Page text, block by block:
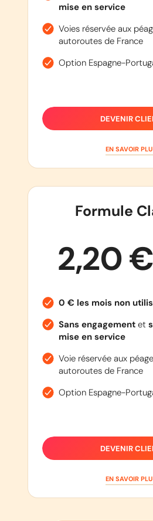
mise en service
Voies réservée aux
autoroutes de France
Option Espagne-
DEVENIR
EN SAVOIR
Formule
2,20 €
0 € les mois non
Sans engagementet
mise en service
Voie réservée aux
autoroutes de France
Option Espagne-
DEVENIR
EN SAVOIR